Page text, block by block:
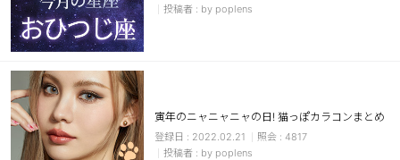
by poplens
寅年のニャニャニャの日! 猫っぽカラコンまとめ
2022.02.21
4817
by poplens